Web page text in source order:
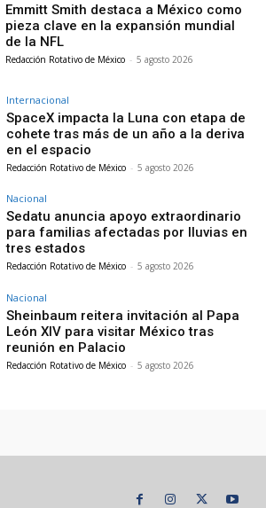
Emmitt Smith destaca a México como
pieza clave en la expansión mundial
de la NFL
Redacción Rotativo de México - 5 agosto 2026
Internacional
SpaceX impacta la Luna con etapa de
cohete tras más de un año a la deriva
en el espacio
Redacción Rotativo de México - 5 agosto 2026
Nacional
Sedatu anuncia apoyo extraordinario
para familias afectadas por lluvias en
tres estados
Redacción Rotativo de México - 5 agosto 2026
Nacional
Sheinbaum reitera invitación al Papa
León XIV para visitar México tras
reunión en Palacio
Redacción Rotativo de México - 5 agosto 2026